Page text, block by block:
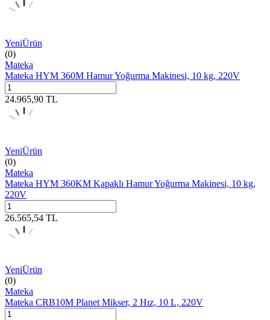
YeniÜrün
(0)
Mateka
Mateka HYM 360M Hamur Yoğurma Makinesi, 10 kg, 220V
24.965,90 TL
YeniÜrün
(0)
Mateka
Mateka HYM 360KM Kapaklı Hamur Yoğurma Makinesi, 10 kg,
220V
26.565,54 TL
YeniÜrün
(0)
Mateka
Mateka CRB10M Planet Mikser, 2 Hız, 10 L, 220V